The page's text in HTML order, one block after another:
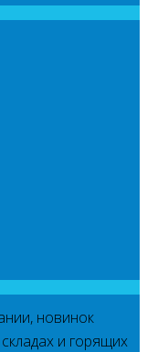
новинок
и горящих